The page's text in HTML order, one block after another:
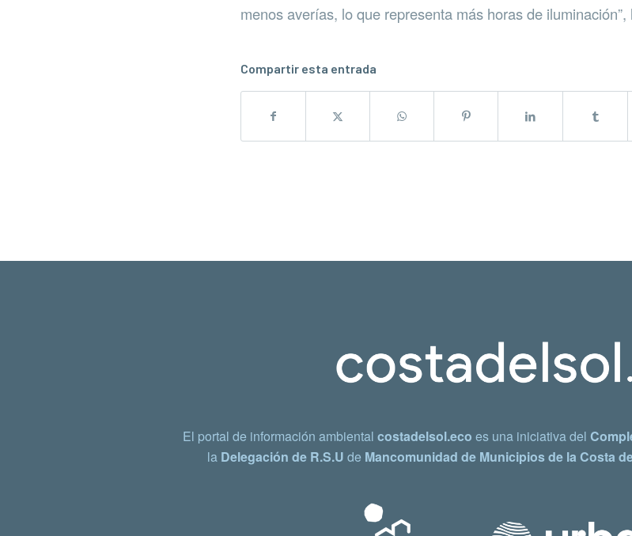
menos averías, lo que representa más horas de iluminación”,
Compartir esta entrada
El portal de información ambiental costadelsol.eco es una iniciativa del
la Delegación de R.S.U de Mancomunidad de Municipios de la Costa